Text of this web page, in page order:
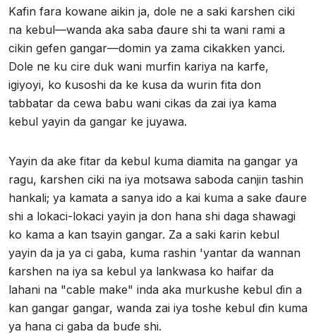
Kafin fara kowane aikin ja, dole ne a saki ƙarshen ciki
na kebul—wanda aka saba ɗaure shi ta wani rami a
cikin gefen gangar—domin ya zama cikakken yanci.
Dole ne ku cire duk wani murfin kariya na karfe,
igiyoyi, ko ƙusoshi da ke kusa da wurin fita don
tabbatar da cewa babu wani cikas da zai iya kama
kebul yayin da gangar ke juyawa.
Yayin da ake fitar da kebul kuma diamita na gangar ya
ragu, ƙarshen ciki na iya motsawa saboda canjin tashin
hankali; ya kamata a sanya ido a kai kuma a sake ɗaure
shi a lokaci-lokaci yayin ja don hana shi daga shawagi
ko kama a kan tsayin gangar. Za a saki ƙarin kebul
yayin da ja ya ci gaba, kuma rashin 'yantar da wannan
ƙarshen na iya sa kebul ya lankwasa ko haifar da
lahani na "cable make" inda aka murkushe kebul ɗin a
kan gangar gangar, wanda zai iya toshe kebul ɗin kuma
ya hana ci gaba da buɗe shi.